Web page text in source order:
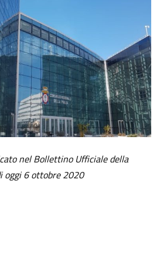
nel Bollettino Ufficiale della
oggi 6 ottobre 2020